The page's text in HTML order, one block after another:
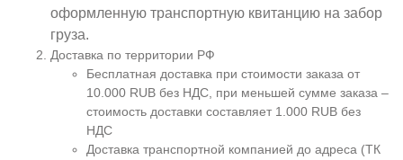
оформленную транспортную квитанцию на забор
груза.
Доставка по территории РФ
Бесплатная доставка при стоимости заказа от
10.000 RUB без НДС, при меньшей сумме заказа –
стоимость доставки составляет 1.000 RUB без
НДС
Доставка транспортной компанией до адреса (ТК